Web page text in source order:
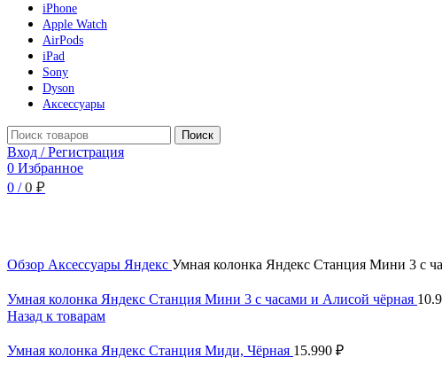
iPhone
Apple Watch
AirPods
iPad
Sony
Dyson
Аксессуары
Поиск
Вход / Регистрация
0 Избранное
0 / 0 ₽
Обзор Аксессуары Яндекс Умная колонка Яндекс Станция Мини 3 с
Умная колонка Яндекс Станция Мини 3 с часами и Алисой чёрная
Назад к товарам
Умная колонка Яндекс Станция Миди, Чёрная 15.990 ₽